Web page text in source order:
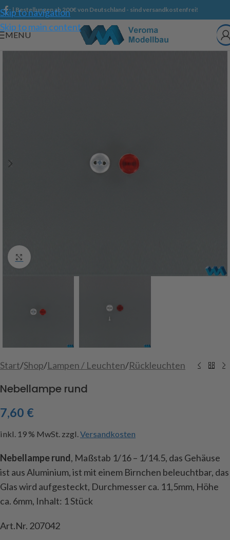
Skip to navigation
Skip to main content
| Bestellungen ab 200€ von Deutschland - sind versandkostenfrei!
MENU
Click to enlarge
Start/Shop/Lampen / Leuchten/Rückleuchten
Nebellampe rund
7,60 €
inkl. 19 % MwSt. zzgl.Versandkosten
Nebellampe rund, Maßstab 1/16 – 1/14.5, das Gehäuse
ist aus Aluminium, ist mit einem Birnchen beleuchtbar, das
Glas wird aufgesteckt, Durchmesser ca. 11,5mm, Höhe
ca. 6mm, Inhalt: 1 Stück
Art.Nr. 207042